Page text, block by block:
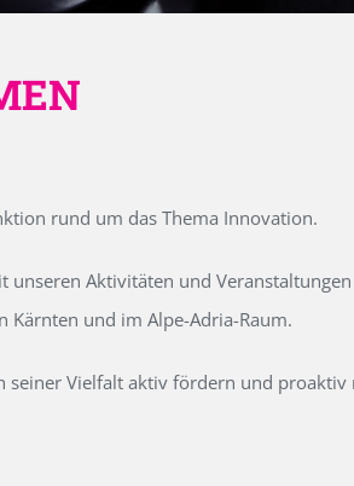
rund um das Thema Innovation.
Aktivitäten und
und im Alpe-Adria-Raum.
Vielfalt aktiv fördern und proaktiv